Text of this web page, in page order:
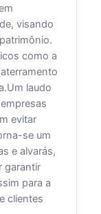
visando
como a
laudo
evitar
se um
e alvarás,
garantir
para a
clientes